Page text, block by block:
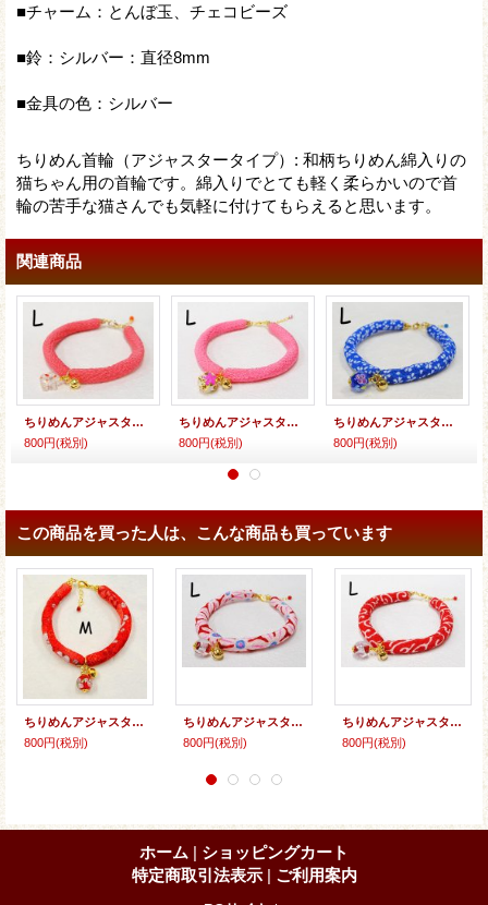
■チャーム：とんぼ玉、チェコビーズ
■鈴：シルバー：直径8mm
■金具の色：シルバー
ちりめん首輪（アジャスタータイプ） : 和柄ちりめん綿入りの
猫ちゃん用の首輪です。綿入りでとても軽く柔らかいので首
輪の苦手な猫さんでも気軽に付けてもらえると思います。
関連商品
ちりめんアジャスター★とんぼ玉（花）
800円(税別)
ちりめんアジャスター★花鈴
800円(税別)
ちりめんアジャスター★とんぼ玉
800円(税別)
この商品を買った人は、こんな商品も買っています
ちりめんアジャスター★とんぼ玉
800円(税別)
ちりめんアジャスター★とんぼ玉
800円(税別)
ちりめんアジャスター★とんぼ玉
800円(税別)
ホーム | ショッピングカート
特定商取引法表示 | ご利用案内